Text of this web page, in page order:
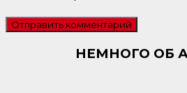
НЕМНОГО ОБ